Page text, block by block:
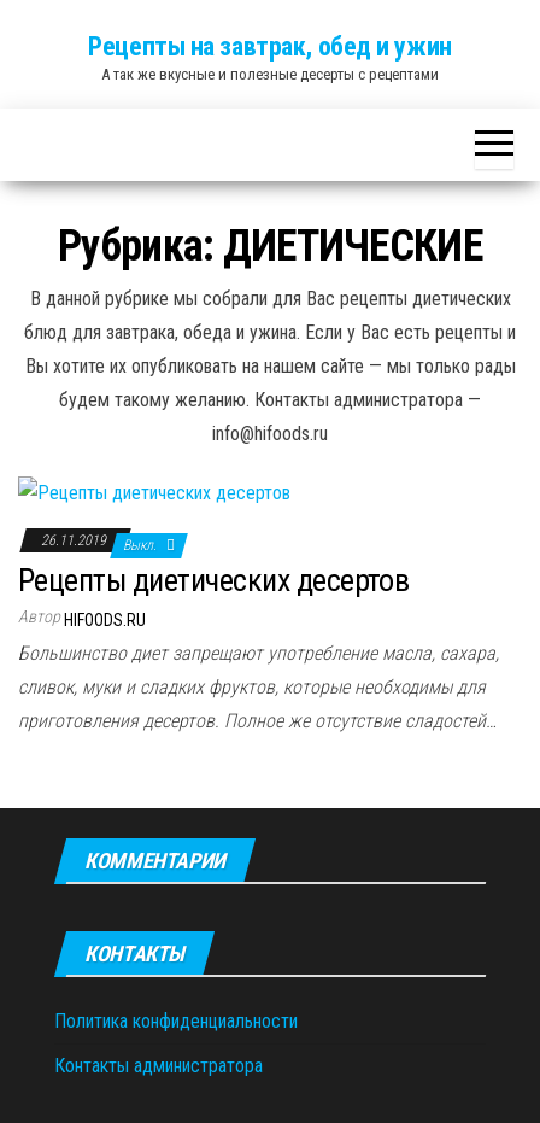
Рецепты на завтрак, обед и ужин
А так же вкусные и полезные десерты с рецептами
Рубрика: ДИЕТИЧЕСКИЕ
В данной рубрике мы собрали для Вас рецепты диетических
блюд для завтрака, обеда и ужина. Если у Вас есть рецепты и
Вы хотите их опубликовать на нашем сайте — мы только рады
будем такому желанию. Контакты администратора —
info@hifoods.ru
26.11.2019 Выкл.
Рецепты диетических десертов
Автор HIFOODS.RU
Большинство диет запрещают употребление масла, сахара,
сливок, муки и сладких фруктов, которые необходимы для
приготовления десертов. Полное же отсутствие сладостей…
КОММЕНТАРИИ
КОНТАКТЫ
Политика конфиденциальности
Контакты администратора